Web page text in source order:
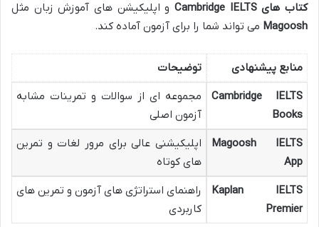
کتاب هایCambridge IELTS
و اپلیکیشن های آموزش زبان مثل
Magoosh می تواند شما را برای آزمون آماده کند​​.
منابع پیشنهادی
توضیحات
Cambridge IELTS
Books
مجموعه ای از سوالات و تمرینات مشابه
آزمون اصلی
Magoosh IELTS
App
اپلیکیشنی عالی برای مرور لغات و تمرین
های کوتاه
Kaplan IELTS
Premier
راهنمای استراتژی های آزمون و تمرین های
کاربردی​